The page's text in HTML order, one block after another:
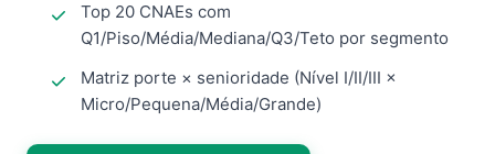
Top 20 CNAEs com
Q1/Piso/Média/Mediana/Q3/Teto por segmento
Matriz porte × senioridade (Nível I/II/III ×
Micro/Pequena/Média/Grande)